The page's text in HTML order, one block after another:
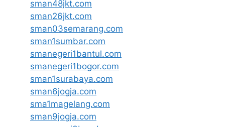
sman48jkt.com
sman26jkt.com
sman03semarang.com
sman1sumbar.com
smanegeri1bantul.com
smanegeri1bogor.com
sman1surabaya.com
sman6jogja.com
sma1magelang.com
sman9jogja.com